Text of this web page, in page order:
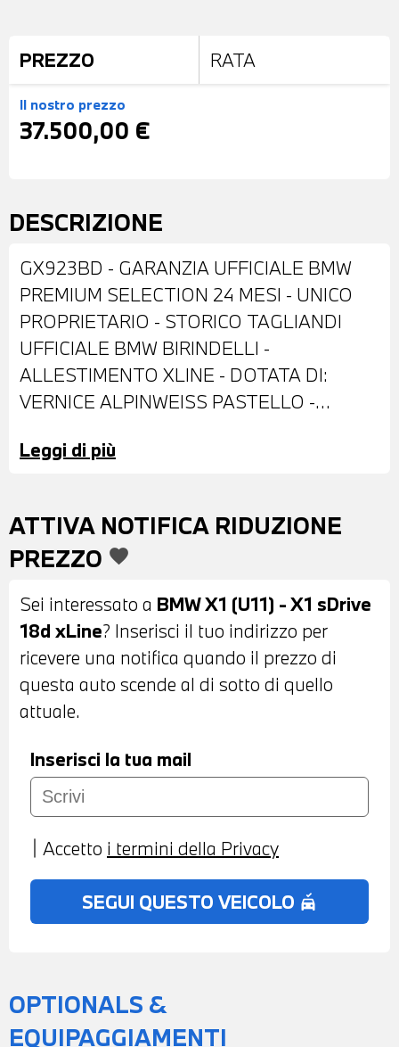
PREZZO RATA
Il nostro prezzo
37.500,00 €
DESCRIZIONE
GX923BD - GARANZIA UFFICIALE BMW
PREMIUM SELECTION 24 MESI - UNICO
PROPRIETARIO - STORICO TAGLIANDI
UFFICIALE BMW BIRINDELLI -
ALLESTIMENTO XLINE - DOTATA DI:
VERNICE ALPINWEISS PASTELLO -
ADATTIVI - COMFORT ACCESS -
ESTERNI RICHIUDIBILI ELETTRICAMENTE
E ANTIABBAGLIANTI - SENSORI DI
TELECAMERA ANTERIORE E
POSTERIORE CON SURROUND VIEW 360°
- INTERNI IN PELLE VEGANZA BLACK -
VOLANTE IN PELLE CON COMANDI
MULTIFUNZIONE - CAMBIO AUTOMATICO
- CRUISE CONTROL - HEAD UP DISPLAY -
FRENATA DI EMERGENZA - DRIVING
ASSITANT PLUS - CLIMATIZZATORE
DIMENSIONI MAGGIORATE - VANO DI
RICARICA WIRELESS PER TELEFONO -
BLUETOOTH - USB - APPLE CAR PLAY -
TELESERVICES - POSSIBILITA' DI PROVA -
POSSIBILITA' DI PERMUTA - POSSIBILITA'
Leggi di più
ATTIVA NOTIFICA RIDUZIONE
PREZZO favorite
Sei interessato a BMW X1 (U11) - X1 sDrive
18d xLine? Inserisci il tuo indirizzo per
ricevere una notifica quando il prezzo di
questa auto scende al di sotto di quello
attuale.
Inserisci la tua mail
Accetto i termini della Privacy
SEGUI QUESTO VEICOLO no_crash
OPTIONALS &
EQUIPAGGIAMENTI